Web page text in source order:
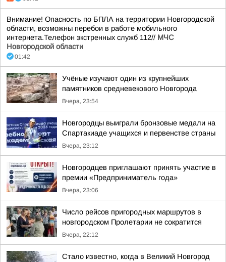
Внимание! Опасность по БПЛА на территории Новгородской
области, возможны перебои в работе мобильного
интернета.Телефон экстренных служб 112// МЧС
Новгородской области
01:42
Учёные изучают один из крупнейших
памятников средневекового Новгорода
Вчера, 23:54
Новгородцы выиграли бронзовые медали на
Спартакиаде учащихся и первенстве страны
Вчера, 23:12
Новгородцев приглашают принять участие в
премии «Предприниматель года»
Вчера, 23:06
Число рейсов пригородных маршрутов в
новгородском Пролетарии не сократится
Вчера, 22:12
Стало известно, когда в Великий Новгород